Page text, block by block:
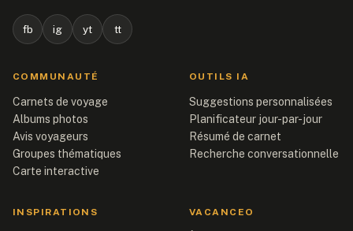
fb ig yt tt
COMMUNAUTÉ
Carnets de voyage
Albums photos
Avis voyageurs
Groupes thématiques
Carte interactive
OUTILS IA
Suggestions personnalisées
Planificateur jour-par-jour
Résumé de carnet
Recherche conversationnelle
INSPIRATIONS VACANCEO